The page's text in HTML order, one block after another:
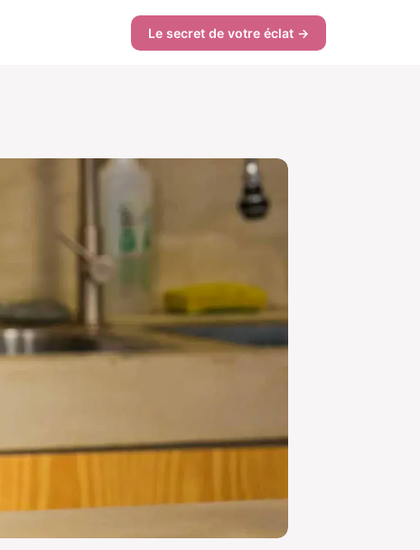
Le secret de votre éclat →